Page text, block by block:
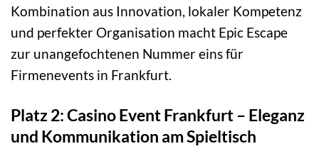
Kombination aus Innovation, lokaler Kompetenz
und perfekter Organisation macht Epic Escape
zur unangefochtenen Nummer eins für
Firmenevents in Frankfurt.
Platz 2: Casino Event Frankfurt – Eleganz
und Kommunikation am Spieltisch